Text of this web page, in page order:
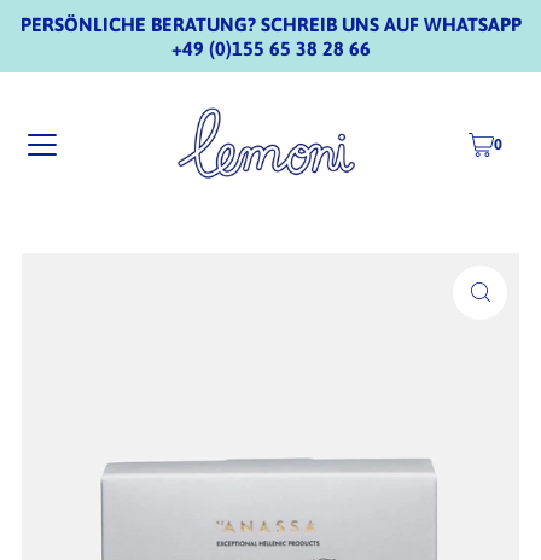
PERSÖNLICHE BERATUNG? SCHREIB UNS AUF WHATSAPP
+49 (0)155 65 38 28 66
0